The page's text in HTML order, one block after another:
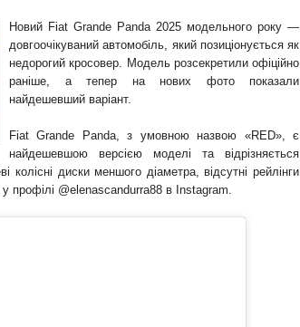
Новий Fiat Grande Panda 2025 модельного року —
довгоочікуваний автомобіль, який позиціонується як
недорогий кросовер. Модель розсекретили офіційно
раніше, а тепер на нових фото показали
найдешевший варіант.
Fiat Grande Panda, з умовною назвою «RED», є
найдешевшою версією моделі та відрізняється
колісні диски меншого діаметра, відсутні рейлінги
профілі @elenascandurra88 в Instagram.